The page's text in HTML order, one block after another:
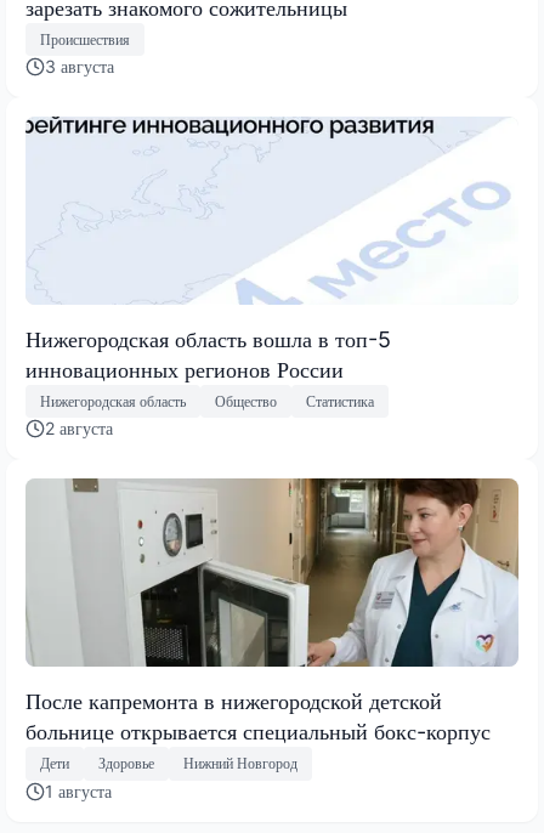
зарезать знакомого сожительницы
Происшествия
3 августа
Нижегородская область вошла в топ-5
инновационных регионов России
Нижегородская область Общество Статистика
2 августа
После капремонта в нижегородской детской
больнице открывается специальный бокс-корпус
Дети Здоровье Нижний Новгород
1 августа